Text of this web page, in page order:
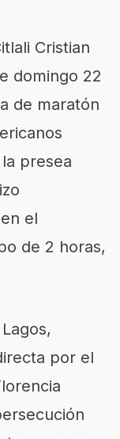
Cristian
domingo 22
de maratón
presea
el
de 2 horas,
por el